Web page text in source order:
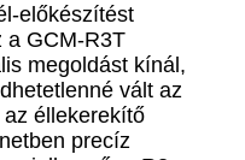
előkészítést
a GCM-R3T
megoldást kínál,
vált az
éllekerekítő
precíz